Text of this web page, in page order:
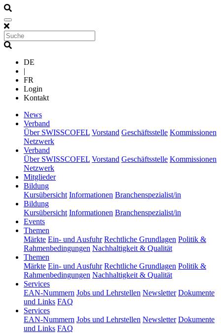
DE
|
FR
Login
Kontakt
News(current)
Verband
Über SWISSCOFEL Vorstand Geschäftsstelle Kommissionen
Netzwerk
Verband
Über SWISSCOFEL Vorstand Geschäftsstelle Kommissionen
Netzwerk
Mitglieder(current)
Bildung(current)
Kursübersicht Informationen Branchenspezialist/in
Bildung(current)
Kursübersicht Informationen Branchenspezialist/in
Events(current)
Themen
Märkte Ein- und Ausfuhr Rechtliche Grundlagen Politik &
Rahmenbedingungen Nachhaltigkeit & Qualität
Themen
Märkte Ein- und Ausfuhr Rechtliche Grundlagen Politik &
Rahmenbedingungen Nachhaltigkeit & Qualität
Services(current)
EAN-Nummern Jobs und Lehrstellen Newsletter Dokumente
und Links FAQ
Services(current)
EAN-Nummern Jobs und Lehrstellen Newsletter Dokumente
und Links FAQ